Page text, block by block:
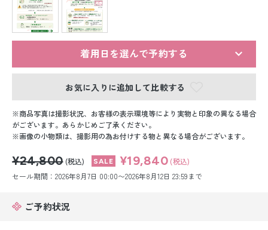
男性礼装レンタル
白無垢&紋付袴レンタル
引き振袖レンタル
小物販売品
着用日を選んで予約する
お気に入りに追加して比較する
商品写真は撮影状況、お客様の表示環境等により実物と印象の異なる場合
がございます。あらかじめご了承ください。
画像の小物類は、撮影用の為お付けする物と異なる場合がございます。
¥24,800 (税込) ¥19,840 (税込)
セール期間：2026年8月7日 00:00〜2026年8月12日 23:59まで
ご予約状況